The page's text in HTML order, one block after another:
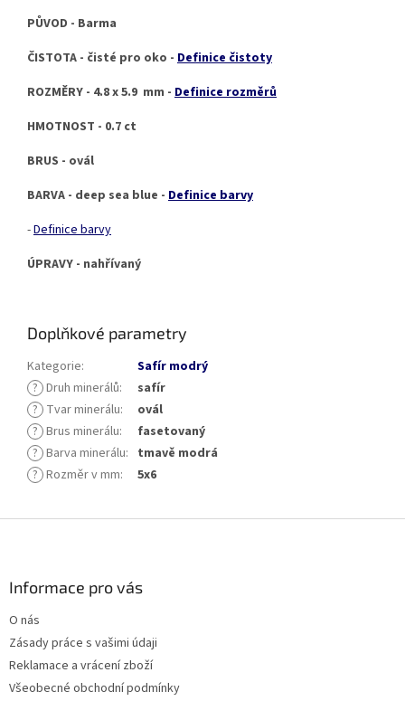
PŮVOD - Barma
ČISTOTA - čisté pro oko - Definice čistoty
ROZMĚRY - 4.8 x 5.9 mm - Definice rozměrů
HMOTNOST - 0.7 ct
BRUS - ovál
BARVA - deep sea blue - Definice barvy
-Definice barvy
ÚPRAVY - nahřívaný
Doplňkové parametry
Kategorie:
Safír modrý
? Druh minerálů:
safír
? Tvar minerálu:
ovál
? Brus minerálu:
fasetovaný
? Barva minerálu: tmavě modrá
? Rozměr v mm: 5x6
Informace pro vás
O nás
Zásady práce s vašimi údaji
Reklamace a vrácení zboží
Všeobecné obchodní podmínky